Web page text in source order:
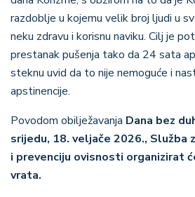
razdoblje u kojemu velik broj ljudi u
neku zdravu i korisnu naviku. Cilj je
prestanak pušenja tako da 24 sata
steknu uvid da to nije nemoguće i
apstinencije.
Povodom obilježavanja Dana bez
srijedu, 18. veljače 2026., Služba
i prevenciju ovisnosti organizirat
vrata.